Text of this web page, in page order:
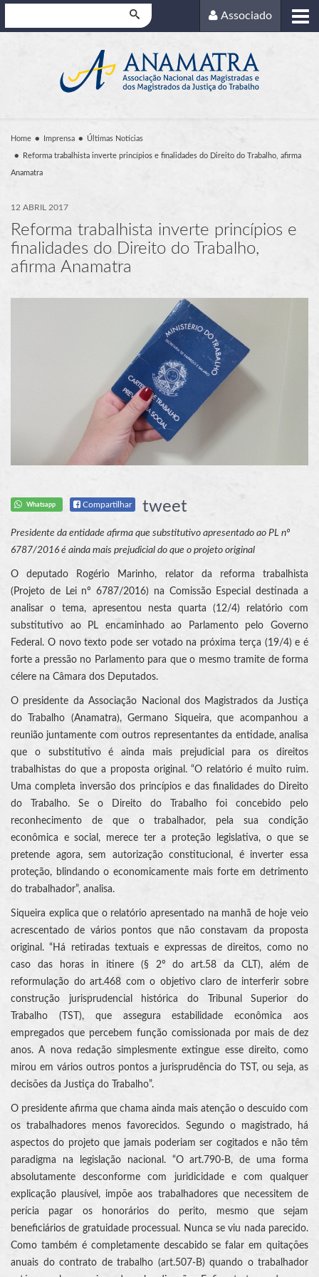
Associado
Home Imprensa Últimas Notícias
Reforma trabalhista inverte princípios e finalidades do Direito do Trabalho, afirma
Anamatra
12 ABRIL 2017
Reforma trabalhista inverte princípios e
finalidades do Direito do Trabalho,
afirma Anamatra
Whatsapp Compartilhar tweet
Presidente da entidade afirma que substitutivo apresentado ao PL nº
6787/2016 é ainda mais prejudicial do que o projeto original
O deputado Rogério Marinho, relator da reforma trabalhista
(Projeto de Lei nº 6787/2016) na Comissão Especial destinada a
analisar o tema, apresentou nesta quarta (12/4) relatório com
substitutivo ao PL encaminhado ao Parlamento pelo Governo
Federal. O novo texto pode ser votado na próxima terça (19/4) e é
forte a pressão no Parlamento para que o mesmo tramite de forma
célere na Câmara dos Deputados.
O presidente da Associação Nacional dos Magistrados da Justiça
do Trabalho (Anamatra), Germano Siqueira, que acompanhou a
reunião juntamente com outros representantes da entidade, analisa
que o substitutivo é ainda mais prejudicial para os direitos
trabalhistas do que a proposta original. “O relatório é muito ruim.
Uma completa inversão dos princípios e das finalidades do Direito
do Trabalho. Se o Direito do Trabalho foi concebido pelo
reconhecimento de que o trabalhador, pela sua condição
econômica e social, merece ter a proteção legislativa, o que se
pretende agora, sem autorização constitucional, é inverter essa
proteção, blindando o economicamente mais forte em detrimento
do trabalhador”, analisa.
Siqueira explica que o relatório apresentado na manhã de hoje veio
acrescentado de vários pontos que não constavam da proposta
original. “Há retiradas textuais e expressas de direitos, como no
caso das horas in itinere (§ 2º do art.58 da CLT), além de
reformulação do art.468 com o objetivo claro de interferir sobre
construção jurisprudencial histórica do Tribunal Superior do
Trabalho (TST), que assegura estabilidade econômica aos
empregados que percebem função comissionada por mais de dez
anos. A nova redação simplesmente extingue esse direito, como
mirou em vários outros pontos a jurisprudência do TST, ou seja, as
decisões da Justiça do Trabalho”.
O presidente afirma que chama ainda mais atenção o descuido com
os trabalhadores menos favorecidos. Segundo o magistrado, há
aspectos do projeto que jamais poderiam ser cogitados e não têm
paradigma na legislação nacional. “O art.790-B, de uma forma
absolutamente desconforme com juridicidade e com qualquer
explicação plausível, impõe aos trabalhadores que necessitem de
perícia pagar os honorários do perito, mesmo que sejam
beneficiários de gratuidade processual. Nunca se viu nada parecido.
Como também é completamente descabido se falar em quitações
anuais do contrato de trabalho (art.507-B) quando o trabalhador